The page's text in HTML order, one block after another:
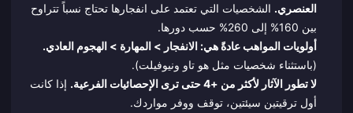
العنصري. الشخصيات التي تعتمد على انفجارها تحتاج نسباً تتراوح
بين 160% إلى 260% حسب دورها.
أولويات المواهب عادةً هي: الانفجار > المهارة > الهجوم العادي.
(باستثناء شخصيات مثل هو تاو ونيوفيلت).
لا تطور الآثار لأكثر من +4 حتى ترى الإحصائيات الفرعية.
إذا كانت
أول ترقيتين سيئتين، توقف ووفر مواردك.